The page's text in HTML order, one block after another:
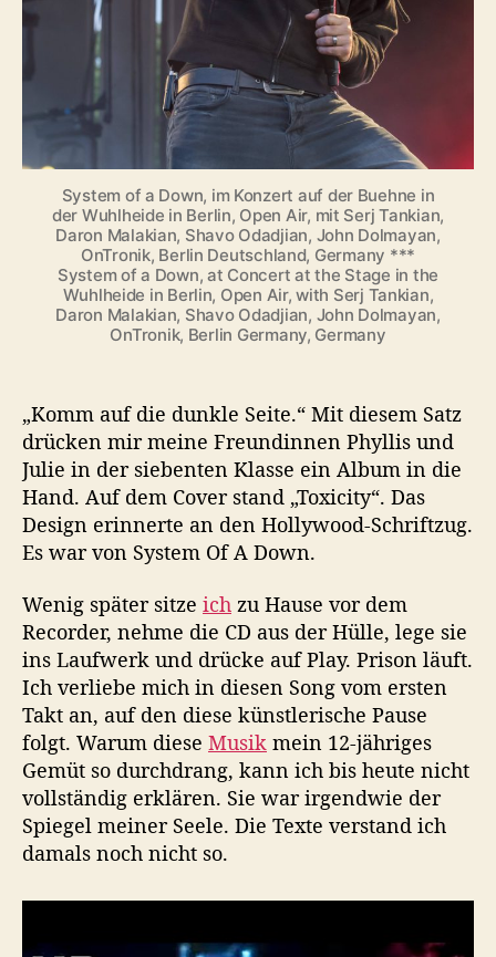
S
e
r
j
T
n
k
i
a
n
u
n
d
r
o
n
M
a
l
i
a
n
System of a Down, im Konzert auf der Buehne in
der Wuhlheide in Berlin, Open Air, mit Serj Tankian,
Daron Malakian, Shavo Odadjian, John Dolmayan,
OnTronik, Berlin Deutschland, Germany ***
System of a Down, at Concert at the Stage in the
Wuhlheide in Berlin, Open Air, with Serj Tankian,
Daron Malakian, Shavo Odadjian, John Dolmayan,
OnTronik, Berlin Germany, Germany
„Komm auf die dunkle Seite.“ Mit diesem Satz
drücken mir meine Freundinnen Phyllis und
Julie in der siebenten Klasse ein Album in die
Hand. Auf dem Cover stand „Toxicity“. Das
Design erinnerte an den Hollywood-Schriftzug.
Es war von System Of A Down.
Wenig später sitze ich zu Hause vor dem
Recorder, nehme die CD aus der Hülle, lege sie
ins Laufwerk und drücke auf Play. Prison läuft.
Ich verliebe mich in diesen Song vom ersten
Takt an, auf den diese künstlerische Pause
folgt. Warum diese Musik mein 12-jähriges
Gemüt so durchdrang, kann ich bis heute nicht
vollständig erklären. Sie war irgendwie der
Spiegel meiner Seele. Die Texte verstand ich
damals noch nicht so.